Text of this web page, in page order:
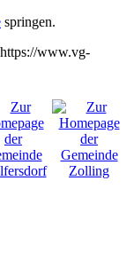
springen.
www.vg-